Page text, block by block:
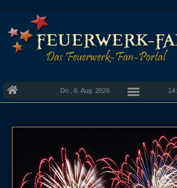
Do., 6. Aug. 2026